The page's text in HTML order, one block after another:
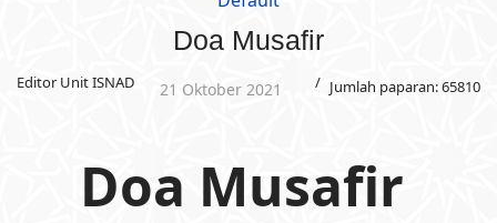
Doa Musafir
Editor Unit ISNAD 21 Oktober 2021 Jumlah paparan: 65810
Doa Musafir